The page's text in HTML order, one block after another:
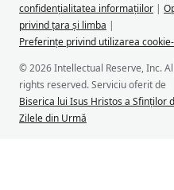
confidențialitatea informațiilor |
privind țara și limba |
Preferințe privind utilizarea
© 2026 Intellectual Reserve, Inc. All
rights reserved. Serviciu oferit de
Biserica lui Isus Hristos a Sfinților
Zilele din Urmă